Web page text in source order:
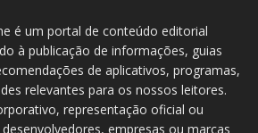
é um portal de conteúdo editorial
à publicação de informações, guias
de aplicativos, programas,
relevantes para os nossos leitores.
representação oficial ou
empresas ou marcas